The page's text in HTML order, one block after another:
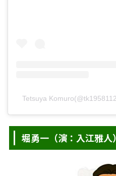
Tetsuya
堀勇一（演：入江雅人）